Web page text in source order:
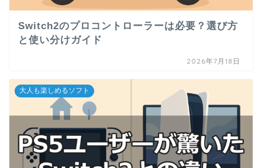
Switch2のプロコントローラーは必要？選び方
と使い分けガイド
2026年7月18日
大人も楽しめるソフト